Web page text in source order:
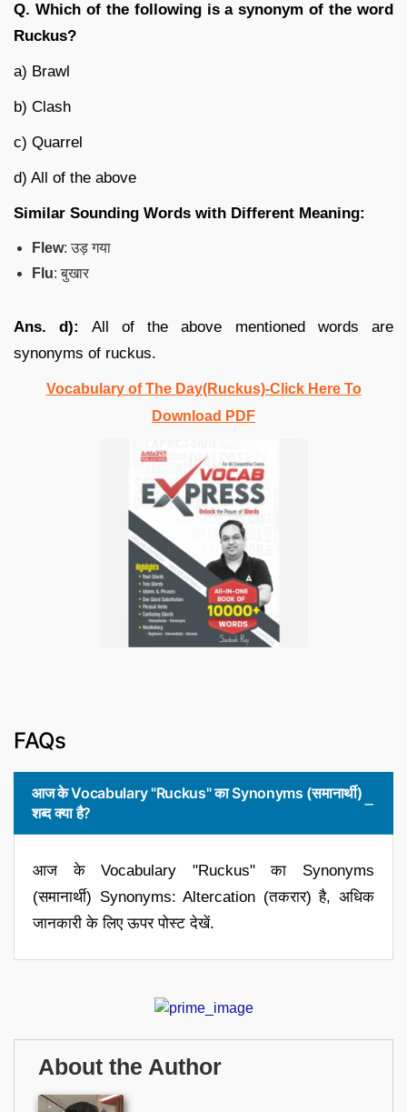
Q. Which of the following is a synonym of the word
Ruckus?
a) Brawl
b) Clash
c) Quarrel
d) All of the above
Similar Sounding Words with Different Meaning:
Flew: उड़ गया
Flu: बुखार
Ans. d):
All of the above mentioned words are
synonyms of ruckus.
Vocabulary of The Day(Ruckus)-Click Here To
Download PDF
FAQs
आज के Vocabulary "Ruckus" का Synonyms (समानार्थी)
शब्द क्या है?
आज के Vocabulary "Ruckus" का Synonyms
(समानार्थी) Synonyms: Altercation (तकरार) है, अधिक
जानकारी के लिए ऊपर पोस्ट देखें.
About the Author